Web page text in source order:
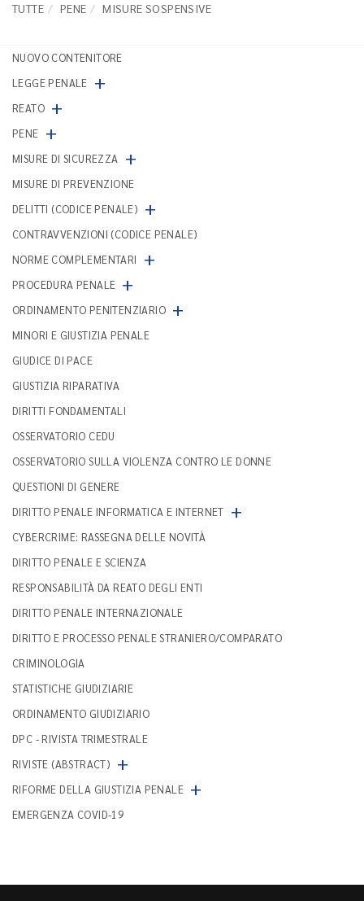
TUTTE PENE MISURE SOSPENSIVE
NUOVO CONTENITORE
LEGGE PENALE +
REATO +
PENE +
MISURE DI SICUREZZA +
MISURE DI PREVENZIONE
DELITTI (CODICE PENALE) +
CONTRAVVENZIONI (CODICE PENALE)
NORME COMPLEMENTARI
+
PROCEDURA PENALE +
ORDINAMENTO PENITENZIARIO +
MINORI E GIUSTIZIA PENALE
GIUDICE DI PACE
GIUSTIZIA RIPARATIVA
DIRITTI FONDAMENTALI
OSSERVATORIO CEDU
OSSERVATORIO SULLA VIOLENZA CONTRO LE DONNE
QUESTIONI DI GENERE
DIRITTO PENALE INFORMATICA E INTERNET +
CYBERCRIME: RASSEGNA DELLE NOVITÀ
DIRITTO PENALE E SCIENZA
RESPONSABILITÀ DA REATO DEGLI ENTI
DIRITTO PENALE INTERNAZIONALE
DIRITTO E PROCESSO PENALE STRANIERO/COMPARATO
CRIMINOLOGIA
STATISTICHE GIUDIZIARIE
ORDINAMENTO GIUDIZIARIO
DPC - RIVISTA TRIMESTRALE
RIVISTE (ABSTRACT) +
RIFORME DELLA GIUSTIZIA PENALE +
EMERGENZA COVID-19